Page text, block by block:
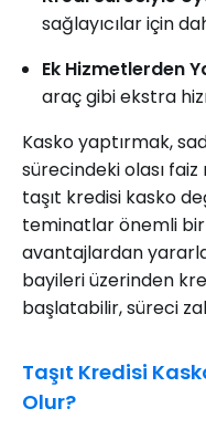
sağlayıcılar için
Ek Hizmetlerden
araç gibi ekstra
Kasko yaptırmak,
sürecindeki olası
taşıt kredisi kasko
teminatlar önemli
avantajlardan
bayileri üzerinden
başlatabilir, süreci
Taşıt Kredisi
Olur?